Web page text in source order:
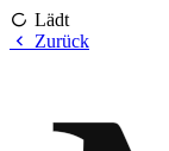
Lädt
Zurück